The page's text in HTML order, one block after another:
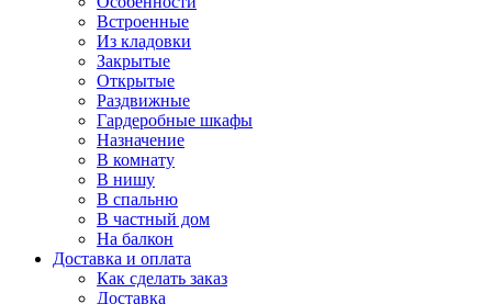
Встроенные
Из кладовки
Закрытые
Открытые
Раздвижные
Гардеробные шкафы
Назначение
В комнату
В нишу
В спальню
В частный дом
На балкон
Доставка и оплата
Как сделать заказ
Доставка